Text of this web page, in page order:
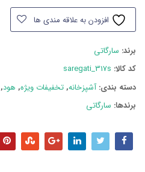
317s
افزودن به علاقه مندی ها
برند: سارگاتی
کد کالا: saregati_317s
دسته بند‌ی:آشپزخانه,تخفیفات ویژه, هود,
برندها: سارگاتی